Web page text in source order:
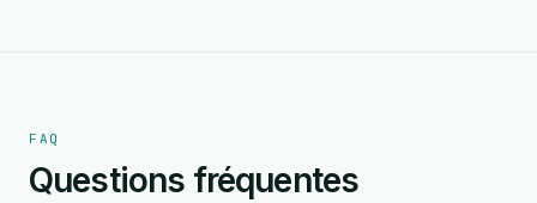
FAQ
Questions fréquentes